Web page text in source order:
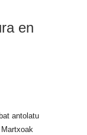
en
antolatu